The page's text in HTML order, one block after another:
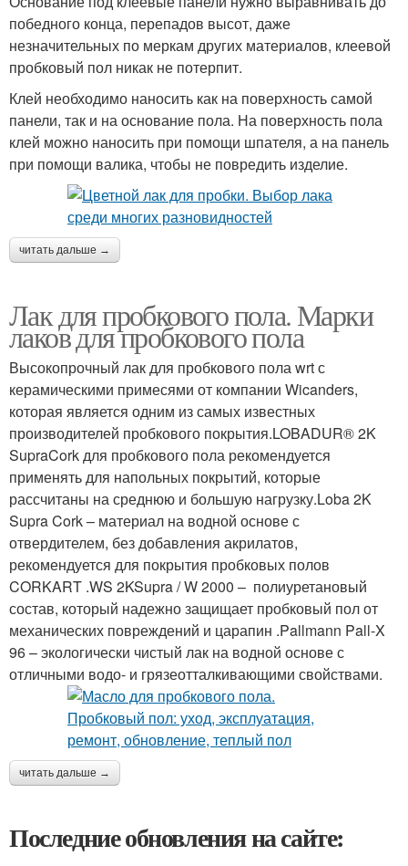
победного конца, перепадов высот, даже
незначительных по меркам других материалов, клеевой
пробковый пол никак не потерпит.
Клей необходимо наносить как на поверхность самой
панели, так и на основание пола. На поверхность пола
клей можно наносить при помощи шпателя, а на панель
при помощи валика, чтобы не повредить изделие.
читать дальше →
Лак для пробкового пола. Марки
лаков для пробкового пола
Высокопрочный лак для пробкового пола wrt с
керамическими примесями от компании Wicanders,
которая является одним из самых известных
производителей пробкового покрытия.LOBADUR® 2K
SupraCork для пробкового пола рекомендуется
применять для напольных покрытий, которые
рассчитаны на среднюю и большую нагрузку.Loba 2K
Supra Cork – материал на водной основе с
отвердителем, без добавления акрилатов,
рекомендуется для покрытия пробковых полов
CORKART .WS 2KSupra / W 2000 – полиуретановый
состав, который надежно защищает пробковый пол от
механических повреждений и царапин .Pallmann Pall-X
96 – экологически чистый лак на водной основе с
отличными водо- и грязеотталкивающими свойствами.
читать дальше →
Последние обновления на сайте: